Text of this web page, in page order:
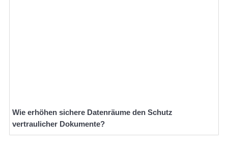
Wie erhöhen sichere Datenräume den Schutz
vertraulicher Dokumente?